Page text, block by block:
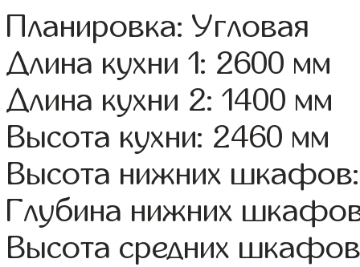
Планировка: Угловая
Длина кухни 1: 2600 мм
Длина кухни 2: 1400 мм
Высота кухни: 2460 мм
Высота нижних
Глубина нижних
Высота средних